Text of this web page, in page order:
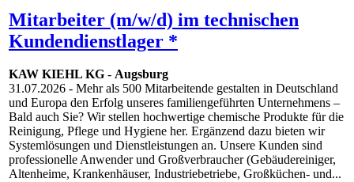
Mitarbeiter (m/w/d) im technischen
Kundendienstlager *
KAW KIEHL KG - Augsburg
31.07.2026 - Mehr als 500 Mitarbeitende gestalten in Deutschland
und Europa den Erfolg unseres familiengeführten Unternehmens –
Bald auch Sie? Wir stellen hochwertige chemische Produkte für die
Reinigung, Pflege und Hygiene her. Ergänzend dazu bieten wir
Systemlösungen und Dienstleistungen an. Unsere Kunden sind
professionelle Anwender und Großverbraucher (Gebäudereiniger,
Altenheime, Krankenhäuser, Industriebetriebe, Großküchen- und...